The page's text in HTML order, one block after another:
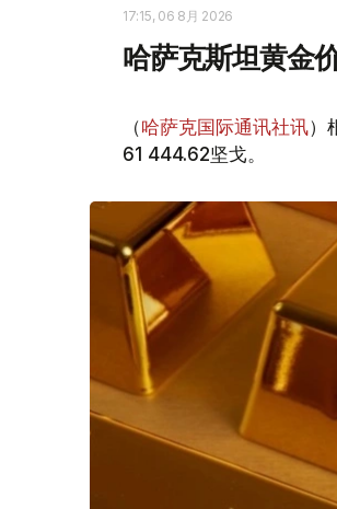
17:15, 06 8月 2026
哈萨克斯坦黄金
（哈萨克国际通讯社讯）
61 444.62坚戈。